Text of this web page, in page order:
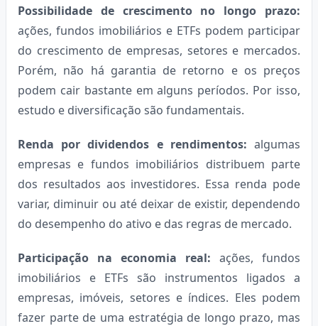
Possibilidade de crescimento no longo prazo:
ações, fundos imobiliários e ETFs podem participar
do crescimento de empresas, setores e mercados.
Porém, não há garantia de retorno e os preços
podem cair bastante em alguns períodos. Por isso,
estudo e diversificação são fundamentais.
Renda por dividendos e rendimentos: algumas
empresas e fundos imobiliários distribuem parte
dos resultados aos investidores. Essa renda pode
variar, diminuir ou até deixar de existir, dependendo
do desempenho do ativo e das regras de mercado.
Participação na economia real: ações, fundos
imobiliários e ETFs são instrumentos ligados a
empresas, imóveis, setores e índices. Eles podem
fazer parte de uma estratégia de longo prazo, mas